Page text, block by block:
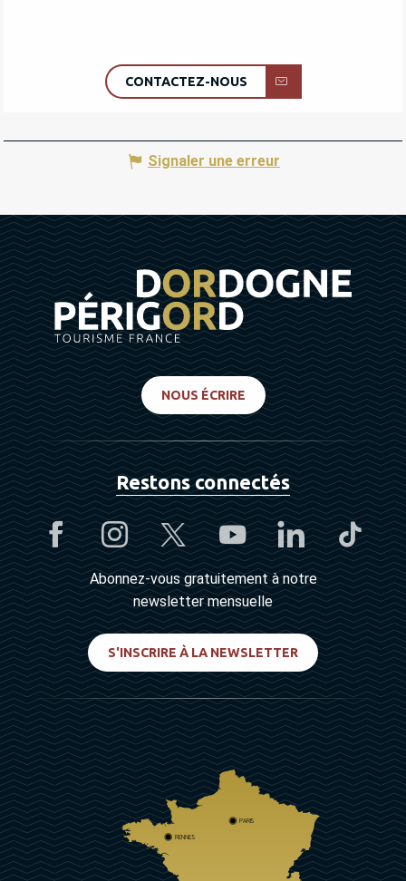
CONTACTEZ-NOUS
Signaler une erreur
NOUS ÉCRIRE
Restons connectés
Abonnez-vous gratuitement à notre
newsletter mensuelle
S'INSCRIRE À LA NEWSLETTER
PARIS
RENNES